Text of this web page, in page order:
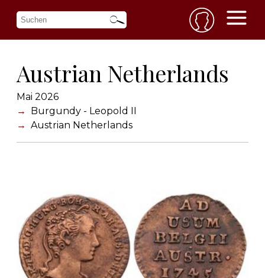
Austrian Netherlands
Mai 2026
Burgundy - Leopold II
Austrian Netherlands